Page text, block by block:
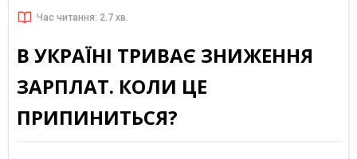
Час читання: 2.7 хв.
В УКРАЇНІ ТРИВАЄ ЗНИЖЕННЯ
ЗАРПЛАТ. КОЛИ ЦЕ
ПРИПИНИТЬСЯ?